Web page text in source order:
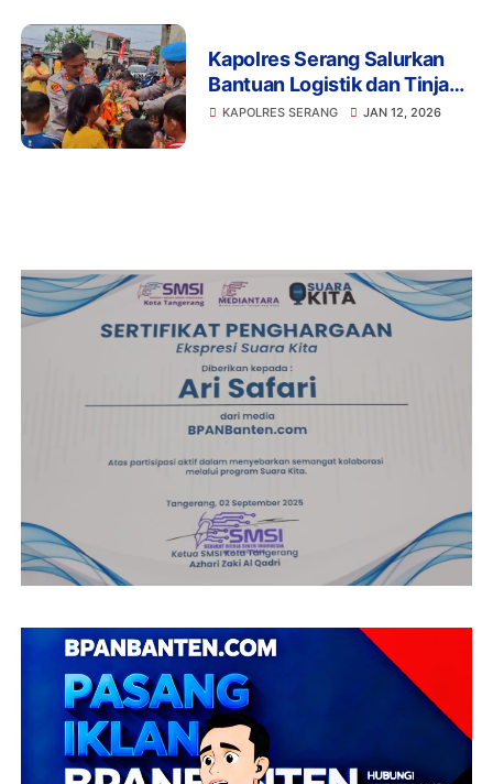
Kapolres Serang Salurkan
Bantuan Logistik dan Tinjau
Dapur Umum di Perumahan
KAPOLRES SERANG JAN 12, 2026